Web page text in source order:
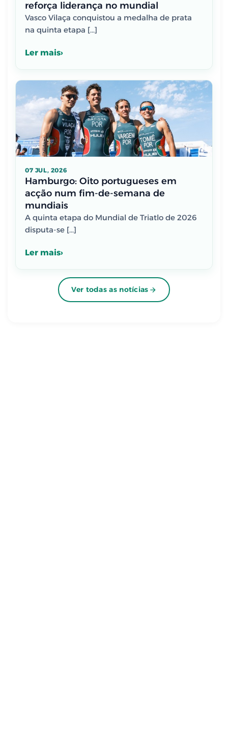
reforça liderança no mundial
Vasco Vilaça conquistou a medalha de prata
na quinta etapa […]
Ler mais
07 JUL, 2026
Hamburgo: Oito portugueses em
acção num fim-de-semana de
mundiais
A quinta etapa do Mundial de Triatlo de 2026
disputa-se […]
Ler mais
Ver todas as notícias